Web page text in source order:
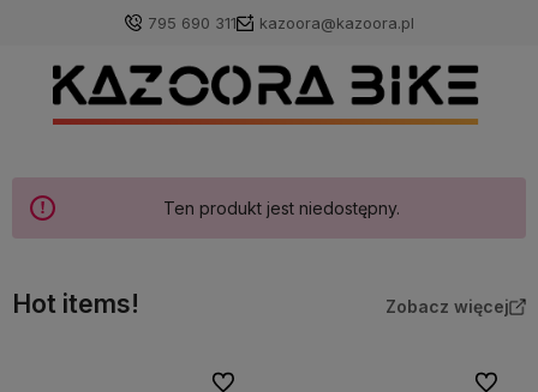
795 690 311 kazoora@kazoora.pl
Ten produkt jest niedostępny.
Hot items! Zobacz więcej
Do ulubionych Do